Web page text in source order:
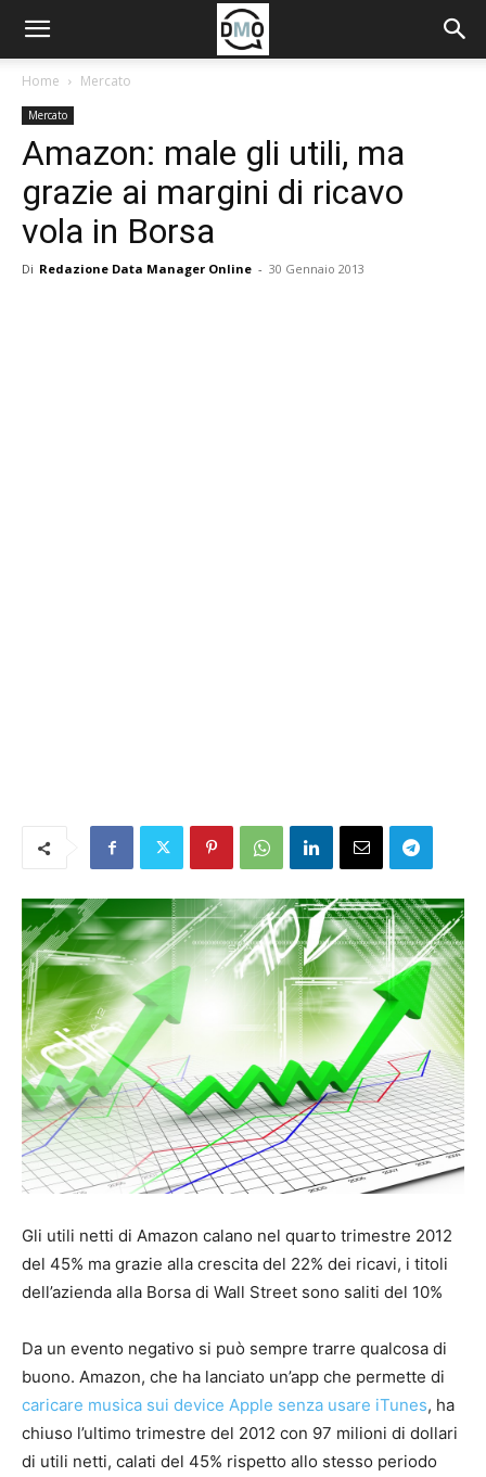
Home Mercato
Mercato
Amazon: male gli utili, ma
grazie ai margini di ricavo
vola in Borsa
Di Redazione Data Manager Online - 30 Gennaio 2013
Gli utili netti di Amazon calano nel quarto trimestre 2012
del 45% ma grazie alla crescita del 22% dei ricavi, i titoli
dell’azienda alla Borsa di Wall Street sono saliti del 10%
Da un evento negativo si può sempre trarre qualcosa di
buono. Amazon, che ha lanciato un’app che permette di
caricare musica sui device Apple senza usare iTunes, ha
chiuso l’ultimo trimestre del 2012 con 97 milioni di dollari
di utili netti, calati del 45% rispetto allo stesso periodo